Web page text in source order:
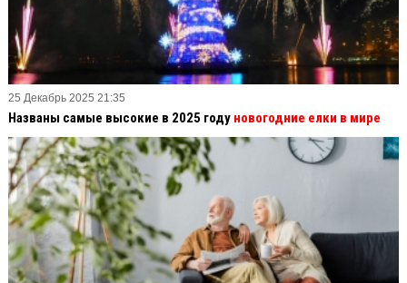
25 Декабрь 2025 21:35
Названы самые высокие в 2025 году новогодние елки в мире